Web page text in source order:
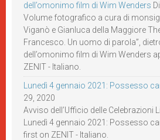
dell’omonimo film di Wim Wenders
Volume fotografico a cura di
Viganò e Gianluca della Maggiore
Francesco. Un uomo di parola”,
dell’omonimo film di Wim Wenders
ZENIT - Italiano.
Lunedì 4 gennaio 2021: Possesso
29, 2020
Avviso dell’Ufficio delle Celebrazioni
Lunedì 4 gennaio 2021: Possesso
first on ZENIT - Italiano.